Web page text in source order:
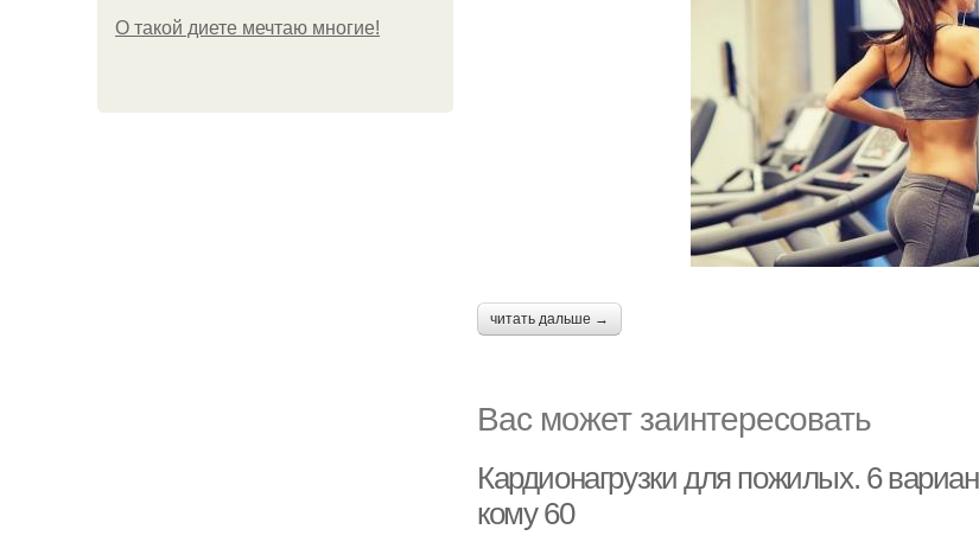
О такой диете мечтаю многие!
читать дальше →
Вас может заинтересовать
Кардионагрузки для пожилых. 6
кому 60